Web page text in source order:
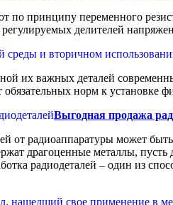
по принципу переменного
делителей
их важных деталей
норм к установке
Выгодная продажа
от радиоаппаратуры может
драгоценные металлы,
радиодеталей – один из